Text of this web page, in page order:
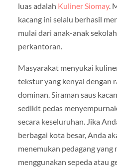
luas adalah Kuliner Siomay.
kacang ini selalu berhasil
mulai dari anak-anak
perkantoran.
Masyarakat menyukai
tekstur yang kenyal dengan
dominan. Siraman saus
sedikit pedas
secara keseluruhan. Jika
berbagai kota besar, Anda
menemukan pedagang yang
menggunakan sepeda atau